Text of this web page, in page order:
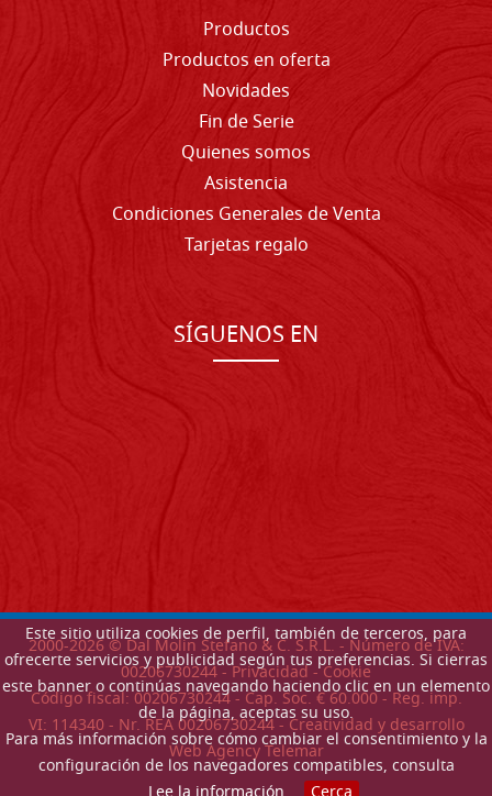
Este sitio utiliza cookies de perfil, también de terceros, para
ofrecerte servicios y publicidad según tus preferencias. Si cierras
este banner o continúas navegando haciendo clic en un elemento
de la página, aceptas su uso.
Para más información sobre cómo cambiar el consentimiento y la
configuración de los navegadores compatibles, consulta
Productos
Productos en oferta
Novidades
Fin de Serie
Quienes somos
Asistencia
Condiciones Generales de Venta
Tarjetas regalo
SÍGUENOS EN
2000-2026© Dal Molin Stefano & C. S.R.L. - Número de IVA:
00206730244 -Privacidad-Cookie
Código fiscal: 00206730244 - Cap. Soc. € 60.000 - Reg. imp.
VI: 114340 - Nr. REA 00206730244 - Creatividad y desarrollo
Web Agency Telemar